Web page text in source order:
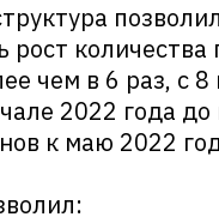
рост количества
чем в 6 раз, с
2022 года
к маю 2022